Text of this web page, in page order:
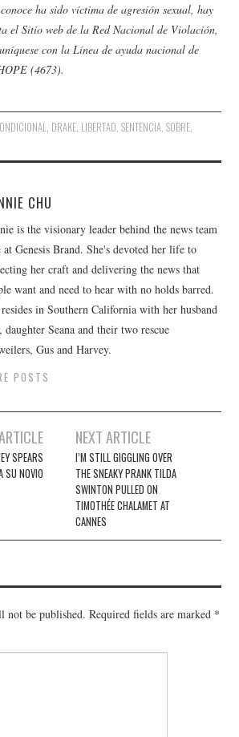
ha sido víctima de agresión sexual, hay
el Sitio web de la Red Nacional de Violación,
con la Línea de ayuda nacional de
(4673).
DRAKE, LIBERTAD SENTENCIA, SOBRE,
CHU
is the visionary leader behind the news team
at Genesis Brand. She's devoted her life to
her craft and delivering the news that
want and need to hear with no holds barred.
resides in Southern California with her husband
daughter Seana and their two rescue
Gus and Harvey.
POSTS
SPEARS
SU NOVIO
NEXT ARTICLE
I’M STILL GIGGLING OVER
THE SNEAKY PRANK TILDA
SWINTON PULLED ON
TIMOTHÉE CHALAMET AT
CANNES
not be published. Required fields are marked *